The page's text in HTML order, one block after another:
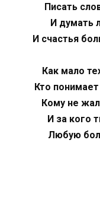
Писать
И думать
И счастья
Как мало
Кто понимает
Кому не
И за кого
Любую